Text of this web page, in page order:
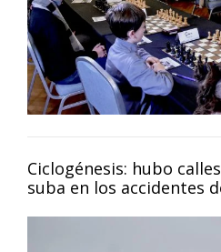
Ciclogénesis: hubo
suba en los accidentes